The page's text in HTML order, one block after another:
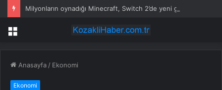
Menü
Anasayfa / Ekonomi
Ekonomi